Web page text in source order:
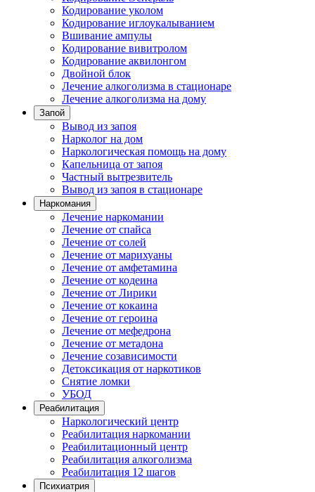
Кодирование уколом
Кодирование иглоукалыванием
Вшивание ампулы
Кодирование вивитролом
Кодирование аквилонгом
Двойной блок
Лечение алкоголизма в стационаре
Лечение алкоголизма на дому
Запой
Вывод из запоя
Нарколог на дом
Наркологическая помощь на дому
Капельница от запоя
Частный вытрезвитель
Вывод из запоя в стационаре
Наркомания
Лечение наркомании
Лечение от спайса
Лечение от солей
Лечение от марихуаны
Лечение от амфетамина
Лечение от кодеина
Лечение от Лирики
Лечение от кокаина
Лечение от героина
Лечение от мефедрона
Лечение от метадона
Лечение созависимости
Детоксикация от наркотиков
Снятие ломки
УБОД
Реабилитация
Наркологический центр
Реабилитация наркомании
Реабилитационный центр
Реабилитация алкоголизма
Реабилитация 12 шагов
Психиатрия